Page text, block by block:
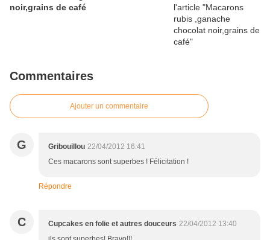
noir,grains de café
Commentaires
Ajouter un commentaire
G Gribouillou 22/04/2012 16:41
Ces macarons sont superbes ! Félicitation !
Répondre
C Cupcakes en folie et autres douceurs 22/04/2012 13:40